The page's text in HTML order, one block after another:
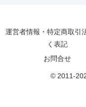
運営者情報・特定商取引
く表記
お問合せ
© 2011-